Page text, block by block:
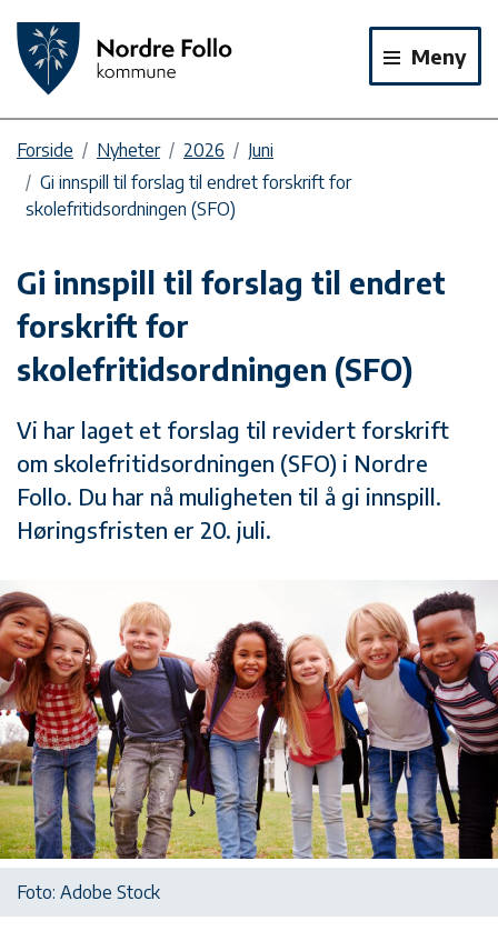
Meny
Forside Nyheter 2026
Juni
Gi innspill til forslag til endret forskrift for
skolefritidsordningen (SFO)
Gi innspill til forslag til endret
forskrift for
skolefritidsordningen (SFO)
Vi har laget et forslag til revidert forskrift
om skolefritidsordningen (SFO) i Nordre
Follo. Du har nå muligheten til å gi innspill.
Høringsfristen er 20. juli.
Foto: Adobe Stock